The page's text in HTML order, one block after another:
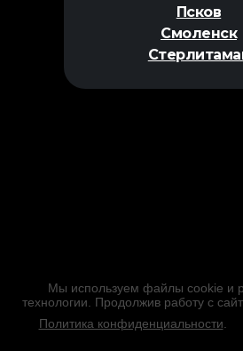
Псков
Смоленск
Мы используем файлы cookie и
технологии. Продолжив работу с
Политика конфиденциальности